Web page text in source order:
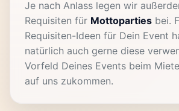
Je nach Anlass legen wir
Requisiten für Mottoparties bei.
Requisiten-Ideen für Dein Event
natürlich auch gerne diese
Vorfeld Deines Events beim
auf uns zukommen.